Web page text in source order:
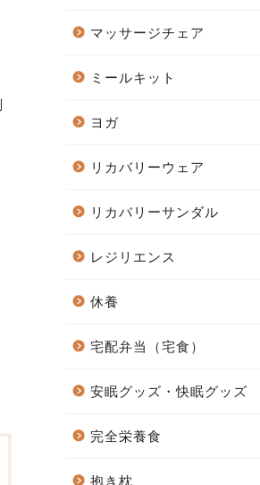
マッサージチェア
ミールキット
ヨガ
リカバリーウェア
リカバリーサンダル
レジリエンス
休養
宅配弁当（宅食）
安眠グッズ・快眠グッズ
完全栄養食
抱き枕